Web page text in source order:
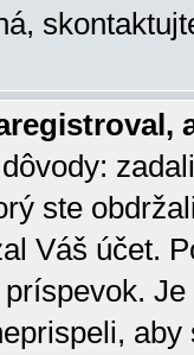
ste
Váš účet.